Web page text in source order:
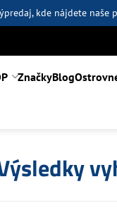
, kde nájdete naše
ZnačkyBlog